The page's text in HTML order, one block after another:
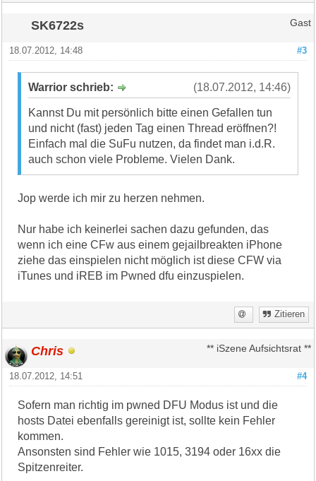
SK6722s Gast
#3
18.07.2012, 14:48
(18.07.2012, 14:46)
Warrior schrieb:
Kannst Du mit persönlich bitte einen Gefallen tun
und nicht (fast) jeden Tag einen Thread eröffnen?!
Einfach mal die SuFu nutzen, da findet man i.d.R.
auch schon viele Probleme. Vielen Dank.
Jop werde ich mir zu herzen nehmen.
Nur habe ich keinerlei sachen dazu gefunden, das
wenn ich eine CFw aus einem gejailbreakten iPhone
ziehe das einspielen nicht möglich ist diese CFW via
iTunes und iREB im Pwned dfu einzuspielen.
Zitieren
Chris ** iSzene Aufsichtsrat **
#4
18.07.2012, 14:51
Sofern man richtig im pwned DFU Modus ist und die
hosts Datei ebenfalls gereinigt ist, sollte kein Fehler
kommen.
Ansonsten sind Fehler wie 1015, 3194 oder 16xx die
Spitzenreiter.